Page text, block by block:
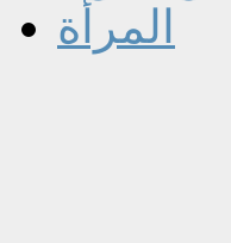
المرأة